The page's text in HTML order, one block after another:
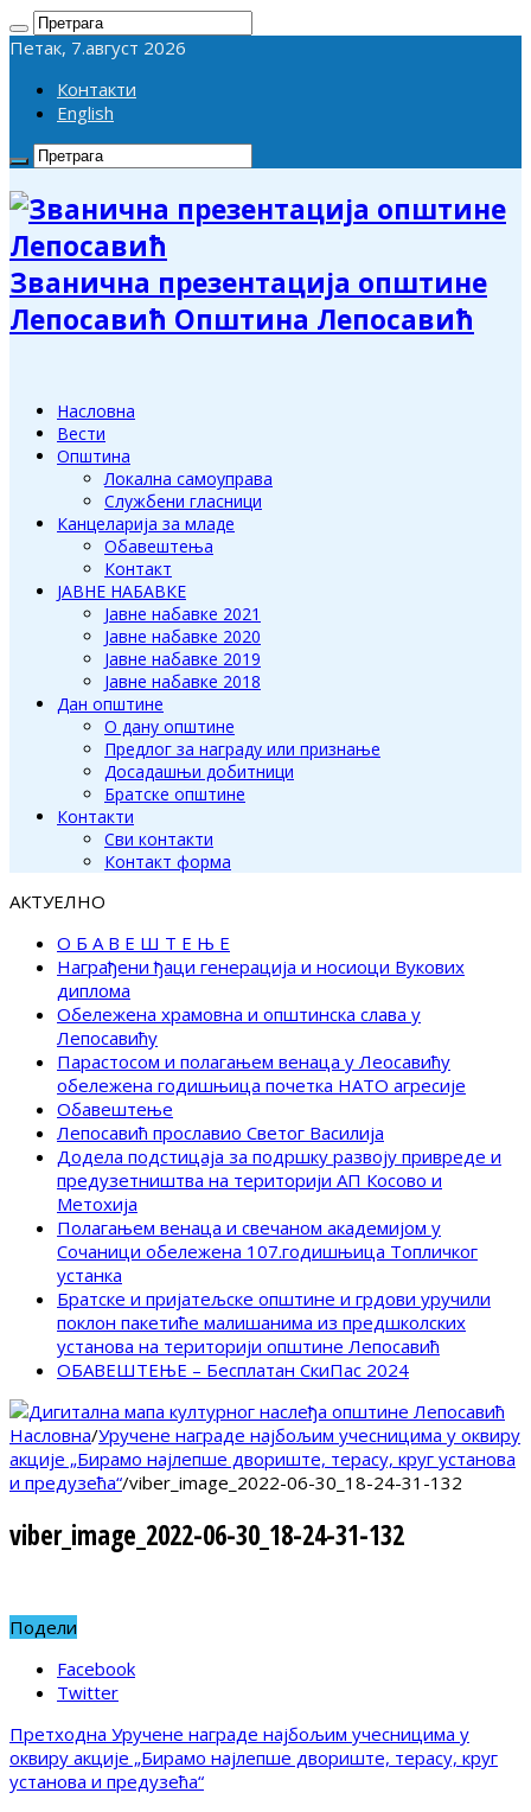
Петак, 7.август 2026
Контакти
English
Званична презентација општине
Лепосавић Општина Лепосавић
Насловна
Вести
Општина
Локална самоуправа
Службени гласници
Канцеларија за младе
Обавештења
Контакт
ЈАВНЕ НАБАВКЕ
Јавне набавке 2021
Јавне набавке 2020
Јавне набавке 2019
Јавне набавке 2018
Дан општине
О дану општине
Предлог за награду или признање
Досадашњи добитници
Братске општине
Контакти
Сви контакти
Контакт форма
АКТУЕЛНО
О Б А В Е Ш Т Е Њ Е
Награђени ђаци генерација и носиоци Вукових
диплома
Обележена храмовна и општинска слава у
Лепосавићу
Парастосом и полагањем венаца у Леосавићу
обележена годишњица почетка НАТО агресије
Обавештење
Лепосавић прославио Светог Василија
Додела подстицаја за подршку развоју привреде и
предузетништва на територији АП Косово и
Метохија
Полагањем венаца и свечаном академијом у
Сочаници обележена 107.годишњица Топличког
устанка
Братске и пријатељске општине и грдови уручили
поклон пакетиће малишанима из предшколских
установа на територији општине Лепосавић
ОБАВЕШТЕЊЕ – Бесплатан СкиПас 2024
Насловна/Уручене награде најбољим учесницима у оквиру
акције „Бирамо најлепше двориште, терасу, круг установа
и предузећа“/viber_image_2022-06-30_18-24-31-132
viber_image_2022-06-30_18-24-31-132
Подели
Facebook
Twitter
Претходна Уручене награде најбољим учесницима у
оквиру акције „Бирамо најлепше двориште, терасу, круг
установа и предузећа“